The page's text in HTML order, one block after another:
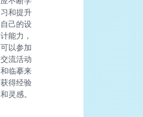
习和提升
自己的设
计能力，
可以参加
交流活动
和临摹来
获得经验
和灵感。